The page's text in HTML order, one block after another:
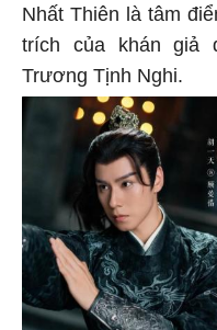
Nhất Thiên là tâm
trích của khán giả
Trương Tịnh Nghi.